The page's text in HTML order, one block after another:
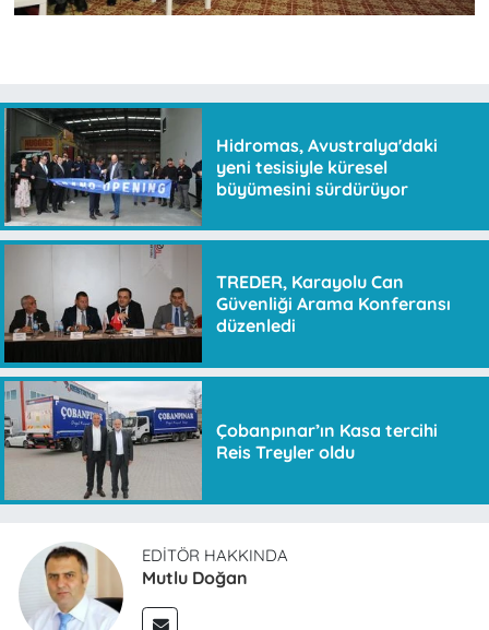
Hidromas, Avustralya'daki
yeni tesisiyle küresel
büyümesini sürdürüyor
TREDER, Karayolu Can
Güvenliği Arama Konferansı
düzenledi
Çobanpınar’ın Kasa tercihi
Reis Treyler oldu
EDITÖR HAKKINDA
Mutlu Doğan